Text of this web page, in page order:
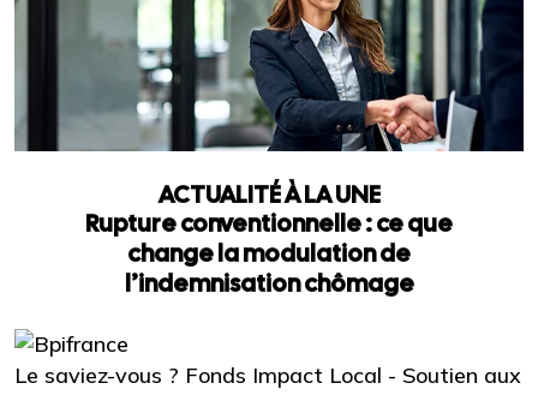
ACTUALITÉ À LA UNE
Rupture conventionnelle : ce que
change la modulation de
l’indemnisation chômage
Le saviez-vous ? Fonds Impact Local - Soutien aux